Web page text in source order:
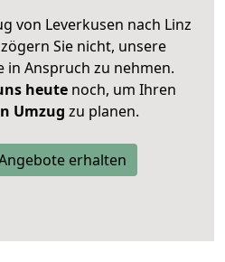
von Leverkusen nach Linz
Sie nicht, unsere
in Anspruch zu nehmen.
heutenoch, um Ihren
Umzug zu planen.
erhalten